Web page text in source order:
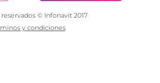
© Infonavit 2017
y condiciones